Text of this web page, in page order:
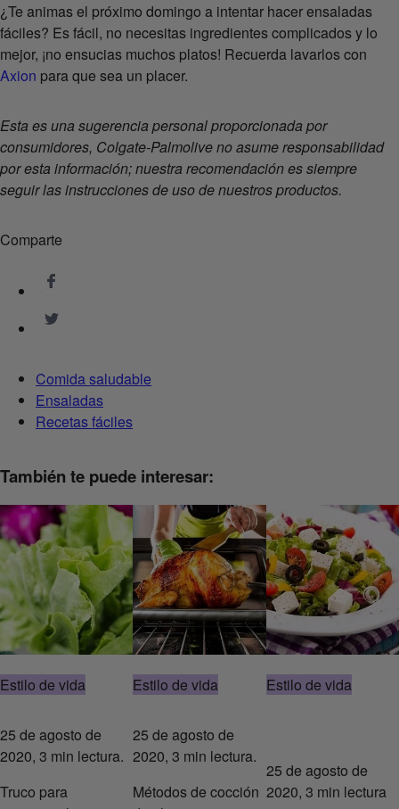
¿Te animas el próximo domingo a intentar hacer ensaladas
fáciles? Es fácil, no necesitas ingredientes complicados y lo
mejor, ¡no ensucias muchos platos! Recuerda lavarlos con
Axion para que sea un placer.
Esta es una sugerencia personal proporcionada por
consumidores, Colgate-Palmolive no asume responsabilidad
por esta información; nuestra recomendación es siempre
seguir las instrucciones de uso de nuestros productos.
Comparte
Comida saludable
Ensaladas
Recetas fáciles
También te puede interesar:
Estilo de vida
25 de agosto de
2020, 3 min lectura.
Truco para
Estilo de vida
25 de agosto de
2020, 3 min lectura.
Métodos de cocción
Estilo de vida
25 de agosto de
2020, 3 min lectura